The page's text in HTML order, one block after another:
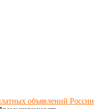
объявлений России